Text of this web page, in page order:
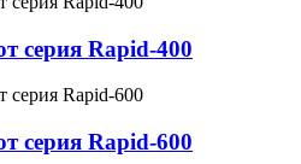
серия Rapid-400
серия Rapid-600